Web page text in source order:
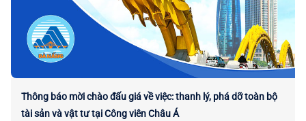
Thông báo mời chào đấu giá về việc: thanh lý, phá dỡ toàn bộ
tài sản và vật tư tại Công viên Châu Á